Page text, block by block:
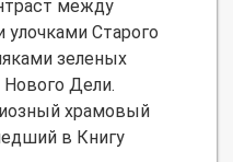
между
Старого
зеленых
Дели.
храмовый
в Книгу